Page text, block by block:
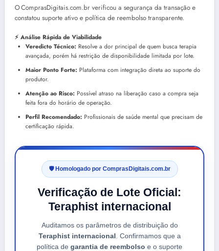
O ComprasDigitais.com.br verificou a segurança da transação e
constatou suporte ativo e política de reembolso transparente.
⚡ Análise Rápida de Viabilidade
Veredicto Técnico: Resolve a dor principal de quem busca terapia
avançada, porém há restrição de disponibilidade limitada por lote.
Maior Ponto Forte: Plataforma com integração direta ao suporte do
produtor.
Atenção ao Risco: Possível atraso na liberação caso a compra seja
feita fora do horário de operação.
Perfil Recomendado: Profissionais de saúde mental que precisam de
certificação rápida.
🛡️ Homologado por ComprasDigitais.com.br
Verificação de Lote Oficial:
Teraphist internacional
Auditamos os parâmetros de distribuição do
Teraphist internacional . Confirmamos que a
política de garantia de reembolso e o suporte